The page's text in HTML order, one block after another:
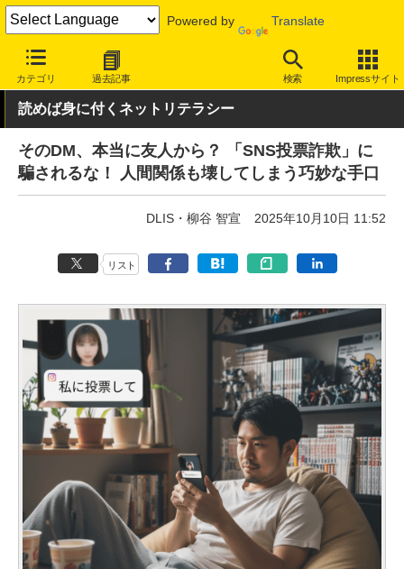
Powered by Translate
カテゴリ 過去記事 検索 Impressサイト
INTERNET Watch トピック 詐欺/フィッシング
読めば身に付くネットリテラシー
そのDM、本当に友人から？ 「SNS投票詐欺」に
騙されるな！ 人間関係も壊してしまう巧妙な手口
DLIS・柳谷 智宣 2025年10月10日 11:52
リスト